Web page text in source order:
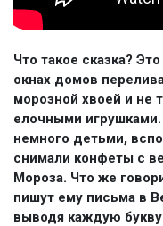
Что такое сказка?
окнах домов
морозной хвоей и не
елочными
немного детьми,
снимали конфеты с
Мороза. Что же
пишут ему письма в
выводя каждую